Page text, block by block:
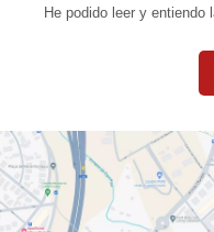
He podido leer y entiendo